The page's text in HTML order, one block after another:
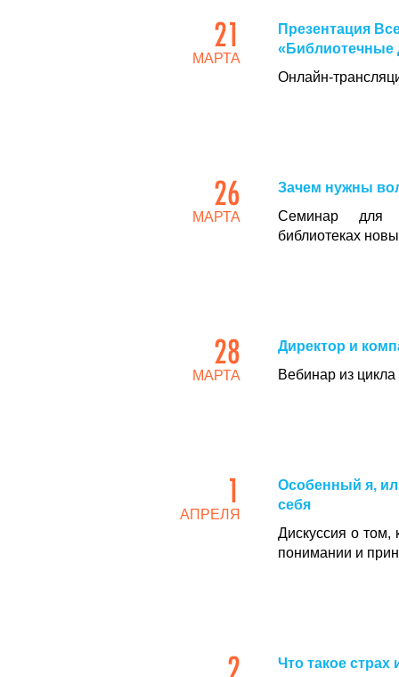
21
МАРТА
Презентация
«Библиотечные
Онлайн-
26
МАРТА
Зачем нужны
Семинар для
библиотеках
28
МАРТА
Директор и
Вебинар из
1
АПРЕЛЯ
Особенный я,
себя
Дискуссия о том,
понимании и
2
Что такое страх